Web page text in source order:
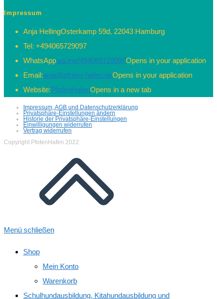
Impressum
Anja HellingOsterkamp 59d, 22043 Hamburg
Tel: +494065729097
WhatsAppwa.me/494065729097Opens in your application
Email:anja@pfoten-hafen.deOpens in your application
Website:PfotenHafenOpens in a new tab
Impressum, AGB und Datenschutzerklärung
Privatsphäre-Einstellungen ändern
Historie der Privatsphäre-Einstellungen
Einwilligungen widerrufen
Vertrag widerrufen
Copyright PfotenHafen 2022
Menü schließen
Shop
Mein Konto
Warenkorb
Schulhundausbildung, Kitahundausbildung und